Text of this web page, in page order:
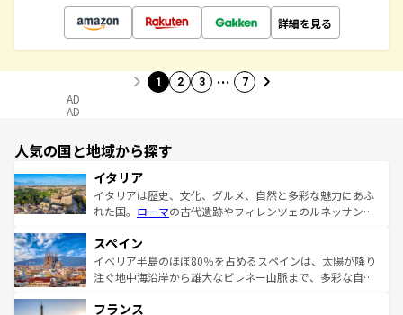
詳細を見る
1 2 3 … 7
AD
AD
人気の国と地域から探す
イタリア
イタリアは歴史、文化、グルメ、自然と多彩な魅力にあふ
れた国。 ローマの古代遺跡やフィレンツェのルネッサンス
ろん、トスカーナの美しい田園風景やアマルフィ海岸の絶
景など、自然景観も見逃せない。観光の合間には、本場の
ピザやパスタなど、絶品のイタリア料理を堪能することも
ませてくれるイタリアで、忘れられない旅をしてみよう！
スペイン
イベリア半島のほぼ80％を占めるスペインは、太陽が降り
注ぐ地中海沿岸から雄大なピレネー山脈まで、多彩な自然
文化が根付くこの国では、情熱的なフラメンコ、熱気あふ
フランス